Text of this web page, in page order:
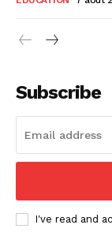
Subscribe
I've read and